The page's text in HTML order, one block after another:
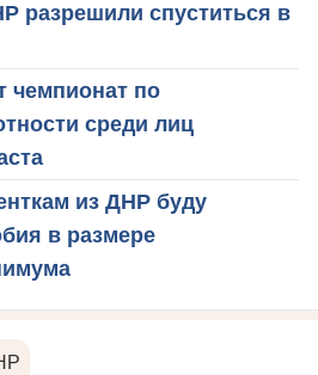
разрешили спуститься в
чемпионат по
среди лиц
из ДНР буду
в размере